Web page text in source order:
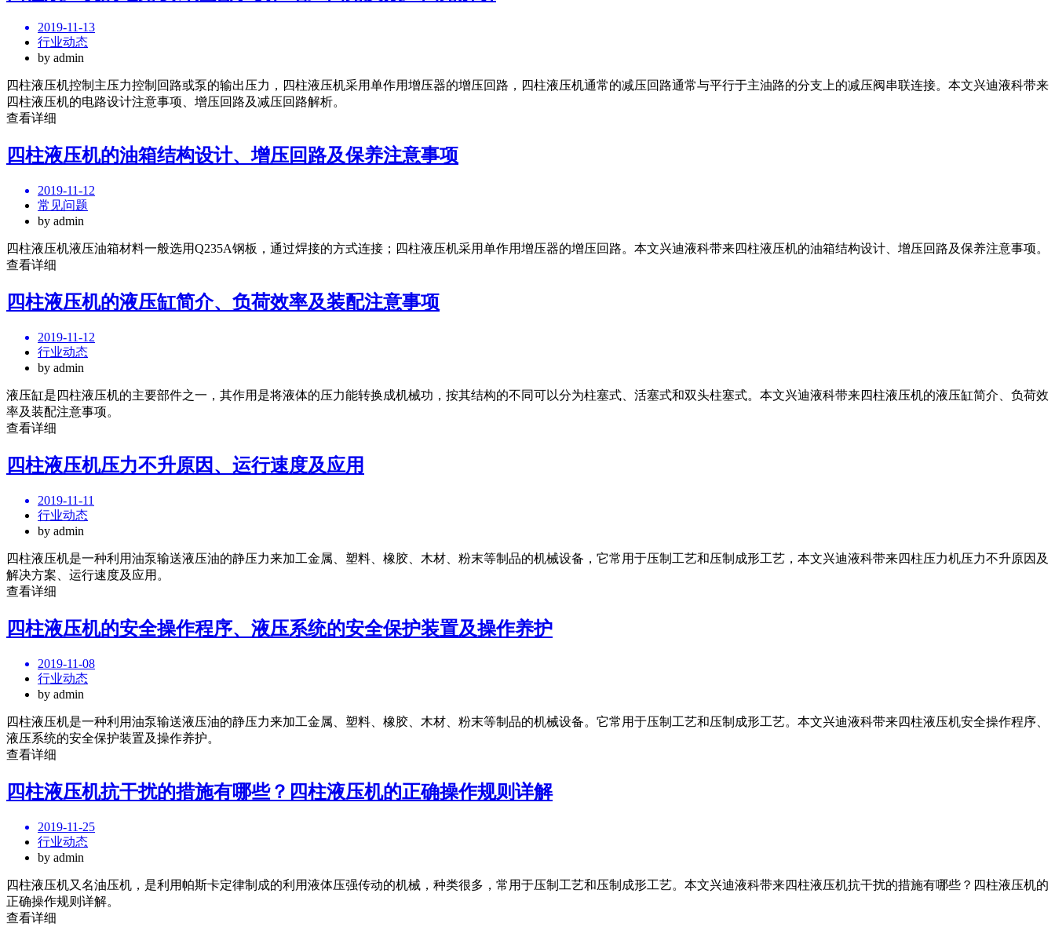
2019-11-13
行业动态
by admin
四柱液压机控制主压力控制回路或泵的输出压力，四柱液压机采用单作用增压器的增压回路，四柱液压机通常的减压回路通常与平行于主油路的分支上的减压阀串联连接。本文兴迪液科带来
四柱液压机的电路设计注意事项、增压回路及减压回路解析。
查看详细
四柱液压机的油箱结构设计、增压回路及保养注意事项
2019-11-12
常见问题
by admin
四柱液压机液压油箱材料一般选用Q235A钢板，通过焊接的方式连接；四柱液压机采用单作用增压器的增压回路。本文兴迪液科带来四柱液压机的油箱结构设计、增压回路及保养注意事项。
查看详细
四柱液压机的液压缸简介、负荷效率及装配注意事项
2019-11-12
行业动态
by admin
液压缸是四柱液压机的主要部件之一，其作用是将液体的压力能转换成机械功，按其结构的不同可以分为柱塞式、活塞式和双头柱塞式。本文兴迪液科带来四柱液压机的液压缸简介、负荷效
率及装配注意事项。
查看详细
四柱液压机压力不升原因、运行速度及应用
2019-11-11
行业动态
by admin
四柱液压机是一种利用油泵输送液压油的静压力来加工金属、塑料、橡胶、木材、粉末等制品的机械设备，它常用于压制工艺和压制成形工艺，本文兴迪液科带来四柱压力机压力不升原因及
解决方案、运行速度及应用。
查看详细
四柱液压机的安全操作程序、液压系统的安全保护装置及操作养护
2019-11-08
行业动态
by admin
四柱液压机是一种利用油泵输送液压油的静压力来加工金属、塑料、橡胶、木材、粉末等制品的机械设备。它常用于压制工艺和压制成形工艺。本文兴迪液科带来四柱液压机安全操作程序、
液压系统的安全保护装置及操作养护。
查看详细
四柱液压机抗干扰的措施有哪些？四柱液压机的正确操作规则详解
2019-11-25
行业动态
by admin
四柱液压机又名油压机，是利用帕斯卡定律制成的利用液体压强传动的机械，种类很多，常用于压制工艺和压制成形工艺。本文兴迪液科带来四柱液压机抗干扰的措施有哪些？四柱液压机的
正确操作规则详解。
查看详细